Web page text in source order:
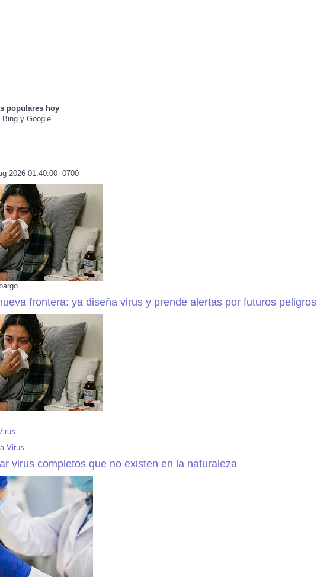
populares hoy
Bing y Google
2026 01:40:00 -0700
frontera: ya diseña virus y prende alertas por futuros peligros
Ia Virus
virus completos que no existen en la naturaleza